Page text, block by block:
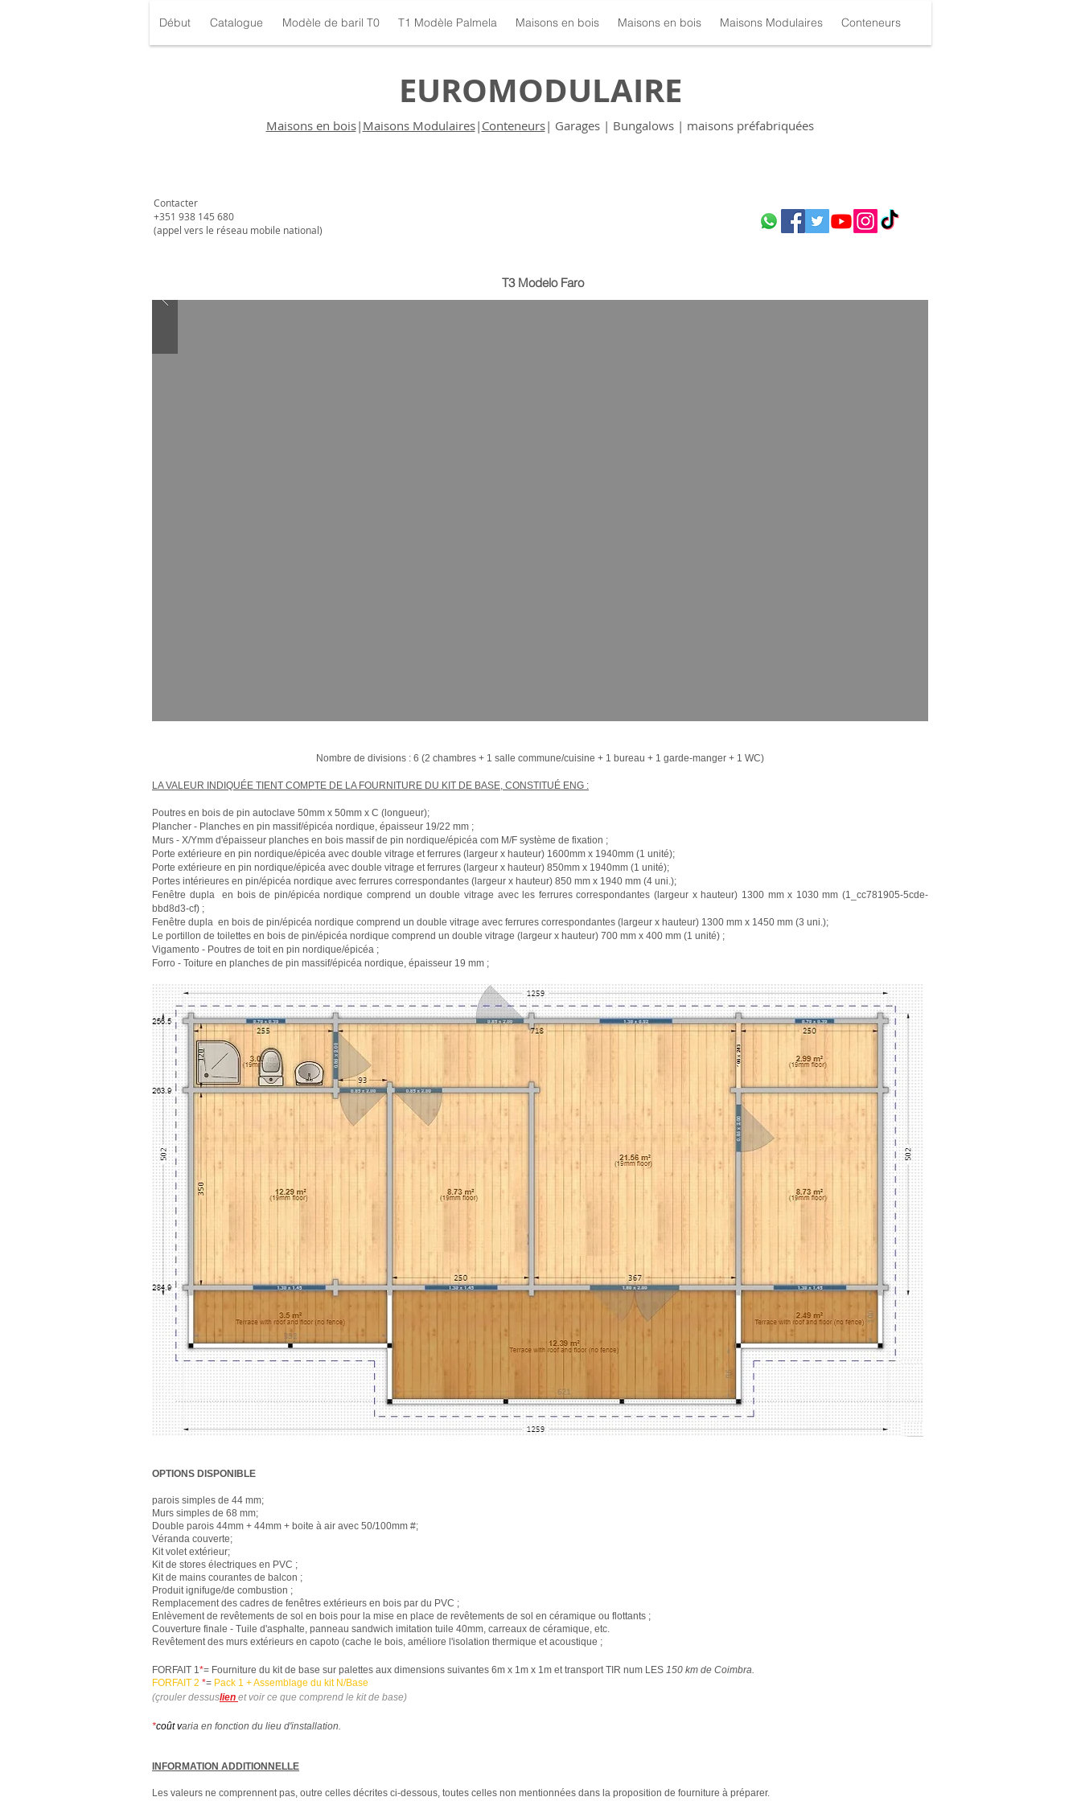
Début Catalogue Modèle de baril T0 T1 Modèle Palmela Maisons en bois Maisons en bois Maisons Modulaires Conteneurs
EUROMODULAIRE
Maisons en bois| Maisons Modulaires| Conteneurs| Garages | Bungalows | maisons préfabriquées
Contacter
+351 938 145 680​
(appel vers le réseau mobile national)
T3 Modelo Faro
Nombre de divisions : 6 (2 chambres + 1 salle commune/cuisine + 1 bureau + 1 garde-manger + 1 WC)
LA VALEUR INDIQUÉE TIENT COMPTE DE LA FOURNITURE DU KIT DE BASE, CONSTITUÉ ENG :
Poutres en bois de pin autoclave 50mm x 50mm x C (longueur);
Plancher - Planches en pin massif/épicéa nordique, épaisseur 19/22 mm ;
Murs - X/Ymm d'épaisseur planches en bois massif de pin nordique/épicéa com M/F système de fixation ;
Porte extérieure en pin nordique/épicéa avec double vitrage et ferrures (largeur x hauteur) 1600mm x 1940mm (1 unité);
Porte extérieure en pin nordique/épicéa avec double vitrage et ferrures (largeur x hauteur) 850mm x 1940mm (1 unité);
Portes intérieures en pin/épicéa nordique avec ferrures correspondantes (largeur x hauteur) 850 mm x 1940 mm (4 uni.);
Fenêtre dupla en bois de pin/épicéa nordique comprend un double vitrage avec les ferrures correspondantes (largeur x hauteur) 1300 mm x 1030 mm (1_cc781905-5cde-
bbd8d3-cf) ;
Fenêtre dupla en bois de pin/épicéa nordique comprend un double vitrage avec ferrures correspondantes (largeur x hauteur) 1300 mm x 1450 mm (3 uni.);
Le portillon de toilettes en bois de pin/épicéa nordique comprend un double vitrage (largeur x hauteur) 700 mm x 400 mm (1 unité) ;
Vigamento - Poutres de toit en pin nordique/épicéa ;
Forro - Toiture en planches de pin massif/épicéa nordique, épaisseur 19 mm ;
OPTIONS DISPONIBLE
parois simples de 44 mm;
Murs simples de 68 mm;
Double parois 44mm + 44mm + boite à air avec 50/100mm #;
Véranda couverte;
Kit volet extérieur;
Kit de stores électriques en PVC ;
Kit de mains courantes de balcon ;
Produit ignifuge/de combustion ;
Remplacement des cadres de fenêtres extérieurs en bois par du PVC ;
Enlèvement de revêtements de sol en bois pour la mise en place de revêtements de sol en céramique ou flottants ;
Couverture finale - Tuile d'asphalte, panneau sandwich imitation tuile 40mm, carreaux de céramique, etc.
Revêtement des murs extérieurs en capoto (cache le bois, améliore l'isolation thermique et acoustique ;
FORFAIT 1*= Fourniture du kit de base sur palettes aux dimensions suivantes 6m x 1m x 1m et transport TIR num LES 150 km de Coimbra.
FORFAIT 2 *= Pack 1 + Assemblage du kit N/Base
(çrouler dessuslien et voir ce que comprend le kit de base)
*coût varia en fonction du lieu d'installation.
INFORMATION ADDITIONNELLE
Les valeurs ne comprennent pas, outre celles décrites ci-dessous, toutes celles non mentionnées dans la proposition de fourniture à préparer.